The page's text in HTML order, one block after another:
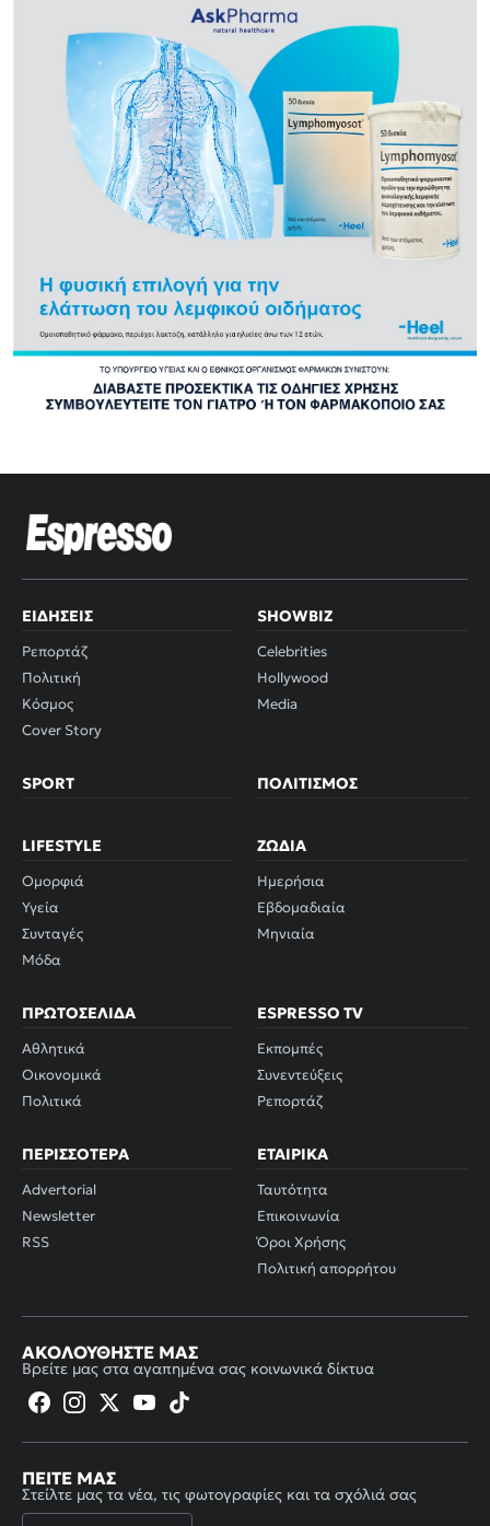
ΕΙΔΉΣΕΙΣ
Ρεπορτάζ
Πολιτική
Κόσμος
Cover Story
SHOWBIZ
Celebrities
Hollywood
Media
SPORT ΠΟΛΙΤΙΣΜΌΣ
LIFESTYLE
Ομορφιά
Υγεία
Συνταγές
Μόδα
ΖΏΔΙΑ
Ημερήσια
Εβδομαδιαία
Μηνιαία
ΠΡΩΤΟΣΈΛΙΔΑ
Αθλητικά
Οικονομικά
Πολιτικά
ESPRESSO TV
Εκπομπές
Συνεντεύξεις
Ρεπορτάζ
ΠΕΡΙΣΣΌΤΕΡΑ
Advertorial
Newsletter
RSS
ΕΤΑΙΡΙΚΆ
Ταυτότητα
Επικοινωνία
Όροι Χρήσης
Πολιτική απορρήτου
ΑΚΟΛΟΥΘΉΣΤΕ ΜΑΣ
Βρείτε μας στα αγαπημένα σας κοινωνικά δίκτυα
ΠΕΊΤΕ ΜΑΣ
Στείλτε μας τα νέα, τις φωτογραφίες και τα σχόλιά σας